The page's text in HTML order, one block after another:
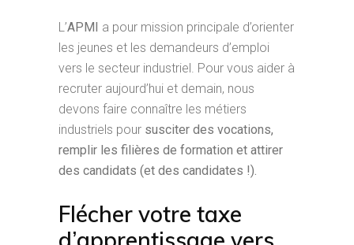
L’APMI a pour mission principale d’orienter
les jeunes et les demandeurs d’emploi
vers le secteur industriel. Pour vous aider à
recruter aujourd’hui et demain, nous
devons faire connaître les métiers
industriels pour susciter des vocations,
remplir les filières de formation et attirer
des candidats (et des candidates !).
Flécher votre taxe